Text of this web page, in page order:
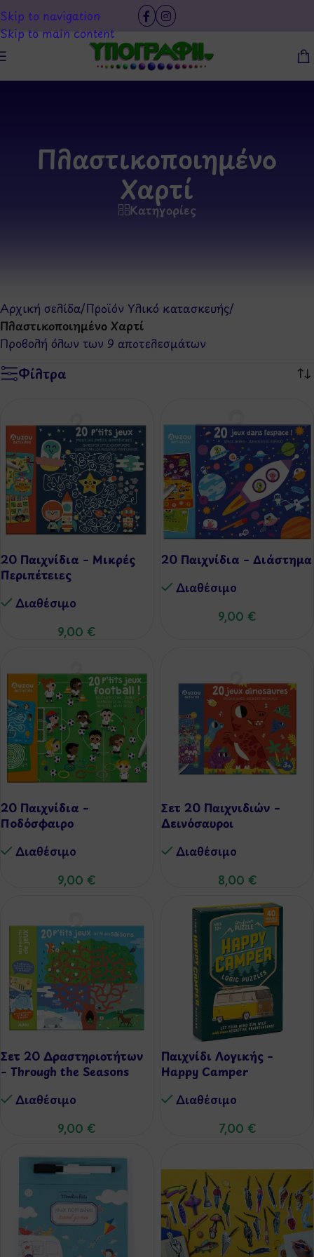
Skip to navigation
Skip to main content
Πλαστικοποιημένο
Χαρτί
Κατηγορίες
Αρχική σελίδα/Προϊόν Υλικό κατασκευής/
Πλαστικοποιημένο Χαρτί
Προβολή όλων των 9 αποτελεσμάτων
Φίλτρα
20 Παιχνίδια – Μικρές
Περιπέτειες
Διαθέσιμo
9,00 €
20 Παιχνίδια – Διάστημα
Διαθέσιμo
9,00 €
20 Παιχνίδια –
Ποδόσφαιρο
Διαθέσιμo
9,00 €
Σετ 20 Παιχνιδιών –
Δεινόσαυροι
Διαθέσιμo
8,00 €
Σετ 20 Δραστηριοτήτων
– Through the Seasons
Διαθέσιμo
9,00 €
Παιχνίδι Λογικής –
Happy Camper
Διαθέσιμo
7,00 €